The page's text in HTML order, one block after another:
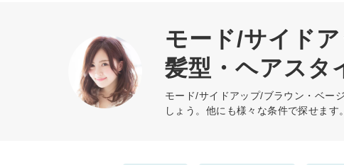
モード/サイド
髪型・ヘアスタ
モード/サイドアップ/ブラウン・ベー
しょう。他にも様々な条件で探せます。